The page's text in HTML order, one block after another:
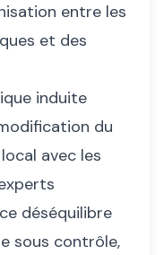
entre les
et des
induite
du
avec les
déséquilibre
sous contrôle,